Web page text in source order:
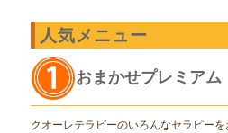
人気メニュー
おまかせプレミアム
クオーレテラピーのいろんなセラピー